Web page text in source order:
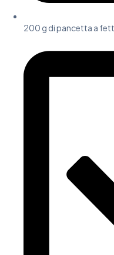
200 g di pancetta a